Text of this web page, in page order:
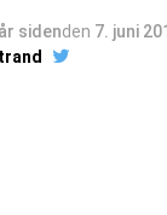
sidenden 7. juni